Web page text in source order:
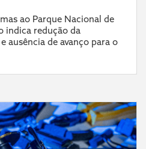
ao Parque Nacional de
indica redução da
ausência de avanço para o